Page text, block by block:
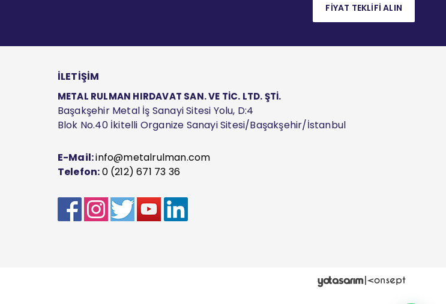
FİYAT TEKLİFİ ALIN
İLETİŞİM
METAL RULMAN HIRDAVAT SAN. VE TİC. LTD. ŞTİ.
Başakşehir Metal İş Sanayi Sitesi Yolu, D:4
Blok No.40 İkitelli Organize Sanayi Sitesi/Başakşehir/İstanbul
E-Mail:info@metalrulman.com
Telefon:0 (212) 671 73 36